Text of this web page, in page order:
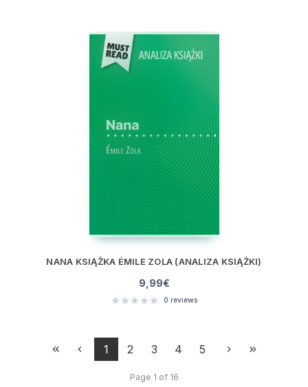
NANA KSIĄŻKA ÉMILE ZOLA (ANALIZA KSIĄŻKI)
9,99€
0 reviews
1 2 3 4 5
Page 1 of 16